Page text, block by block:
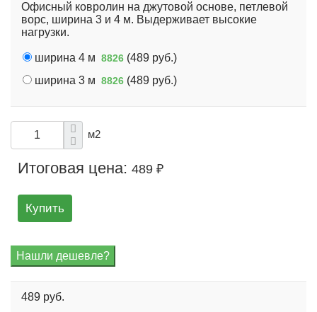
Офисный ковролин на джутовой основе, петлевой
ворс, ширина 3 и 4 м. Выдерживает высокие
нагрузки.
ширина 4 м 8826 (489 руб.)
ширина 3 м 8826 (489 руб.)
м2
Итоговая цена: 489 ₽
Купить
489 руб.